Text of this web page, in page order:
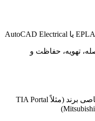
تهویه، حفاظت و
با استفاده از نرم‌افزارهای اختصاصی برند (مثلاً TIA Portal